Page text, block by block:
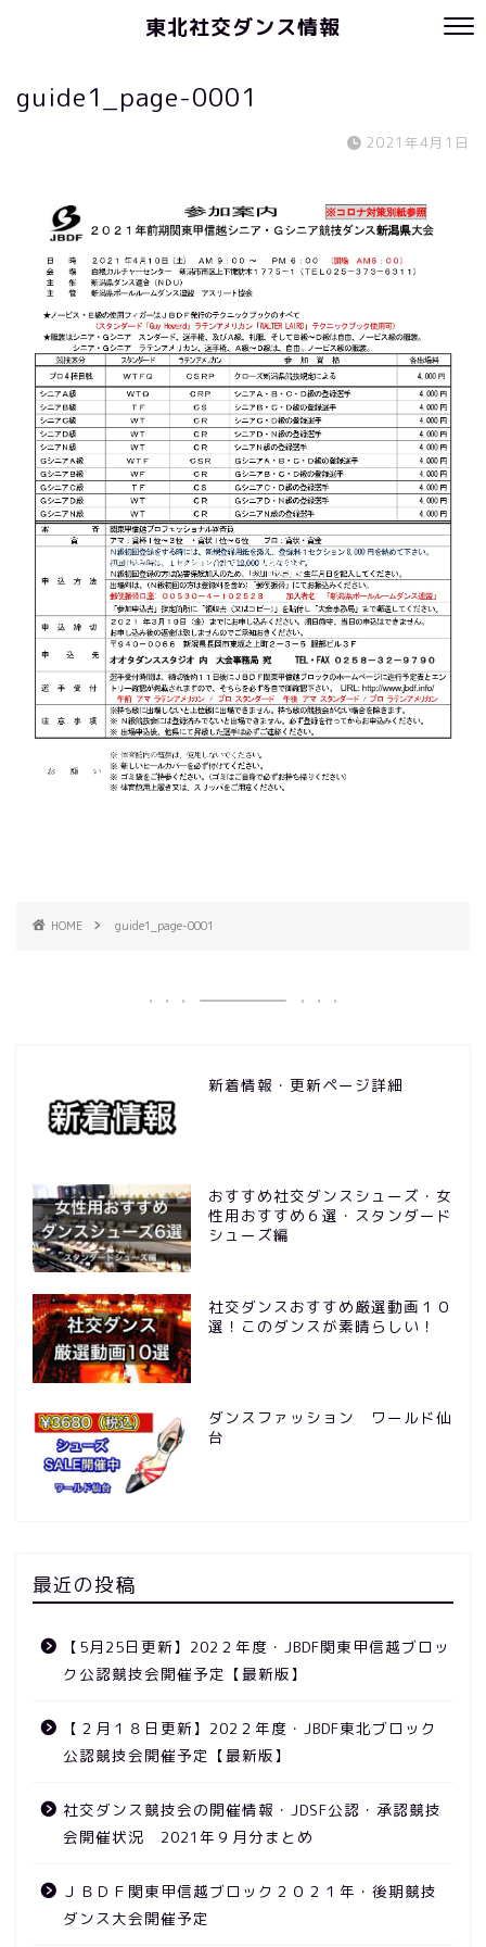
東北社交ダンス情報
guide1_page-0001
2021年4月1日
HOME guide1_page-0001
新着情報・更新ページ詳細
おすすめ社交ダンスシューズ・女
性用おすすめ６選・スタンダード
シューズ編
社交ダンスおすすめ厳選動画１０
選！このダンスが素晴らしい！
ダンスファッション ワールド仙
台
最近の投稿
【5月25日更新】202２年度・JBDF関東甲信越ブロッ
ク公認競技会開催予定【最新版】
【２月１８日更新】202２年度・JBDF東北ブロック
公認競技会開催予定【最新版】
社交ダンス競技会の開催情報・JDSF公認・承認競技
会開催状況 2021年９月分まとめ
ＪＢＤＦ関東甲信越ブロック２０２１年・後期競技
ダンス大会開催予定
競技会